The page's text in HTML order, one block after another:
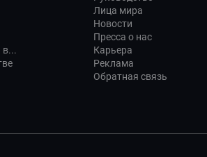
в...
Лица мира
Новости
Пресса о нас
Карьера
Реклама
Обратная связь